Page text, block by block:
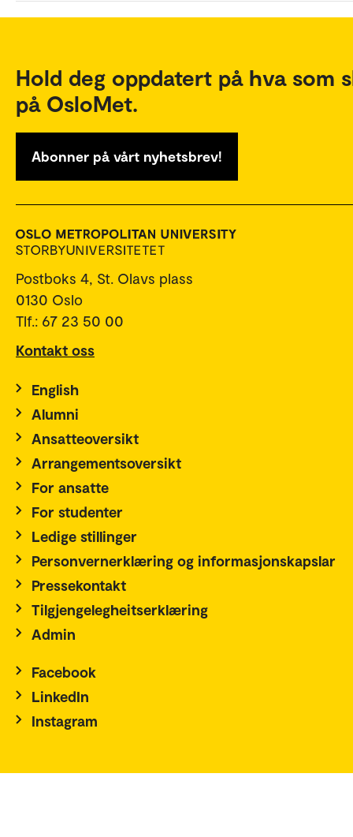
Hold deg oppdatert på hva som
på OsloMet.
Abonner på vårt nyhetsbrev!
Postboks 4, St. Olavs plass
0130 Oslo
Tlf.: 67 23 50 00
Kontakt oss
English
Alumni
Ansatteoversikt
Arrangementsoversikt
For ansatte
For studenter
Ledige stillinger
Personvernerklæring og informasjonskapslar
Pressekontakt
Tilgjengelegheitserklæring
Admin
Facebook
LinkedIn
Instagram